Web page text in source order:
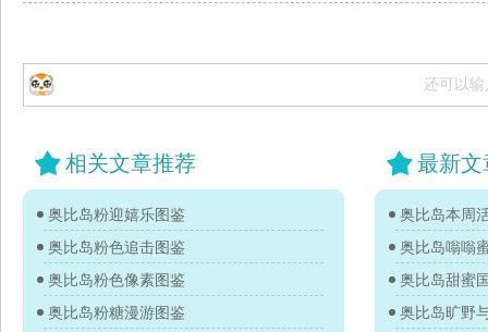
还可以输
相关文章推荐
奥比岛粉迎嬉乐图鉴
奥比岛粉色追击图鉴
奥比岛粉色像素图鉴
奥比岛粉糖漫游图鉴
最新文
奥比岛本周
奥比岛嗡嗡
奥比岛甜蜜
奥比岛旷野